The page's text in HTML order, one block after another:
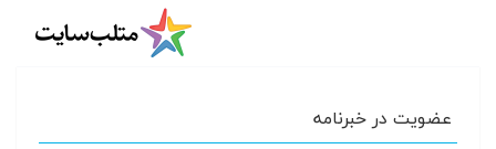
عضویت در خبرنامه